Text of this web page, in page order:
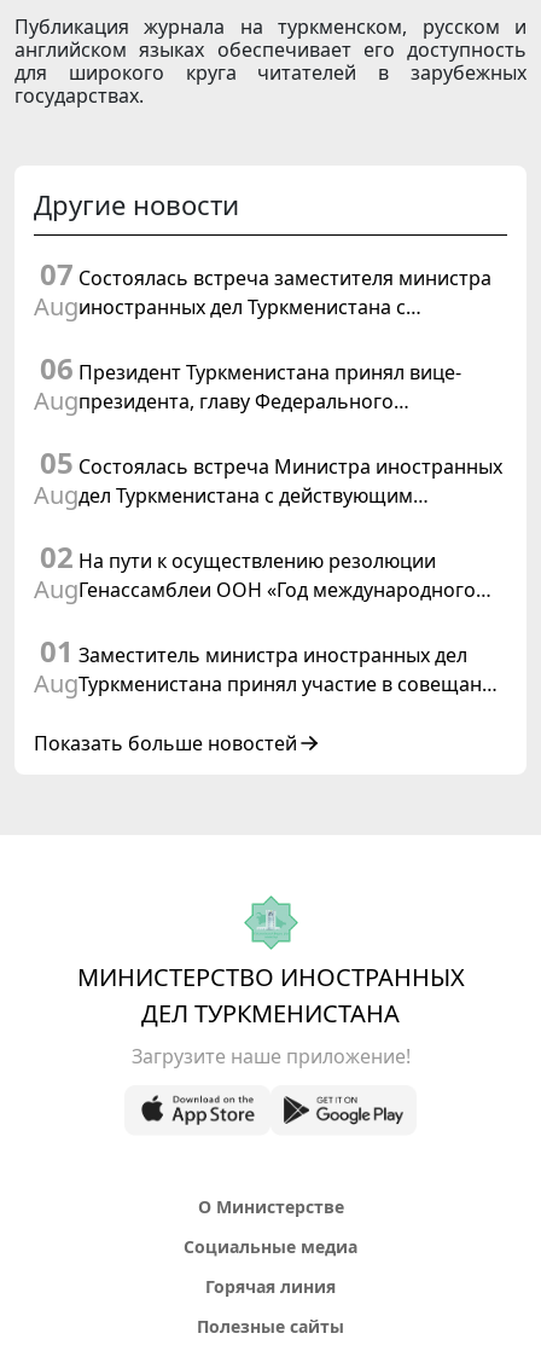
Публикация журнала на туркменском, русском и
английском языках обеспечивает его доступность
для широкого круга читателей в зарубежных
государствах.
Другие новости
07
Aug
Состоялась встреча заместителя министра
иностранных дел Туркменистана с
Туркменистане
06
Aug
Президент Туркменистана принял вице-
президента, главу Федерального
Швейцарской Конфедерации
05
Aug
Состоялась встреча Министра иностранных
дел Туркменистана с действующим
02
Aug
На пути к осуществлению резолюции
Генассамблеи ООН «Год международного
Туркменистаном
01
Aug
Заместитель министра иностранных дел
Туркменистана принял участие в совещании
сотрудничества «Центральная Азия –
Показать больше новостей
МИНИСТЕРСТВО ИНОСТРАННЫХ
ДЕЛ ТУРКМЕНИСТАНА
Загрузите наше приложение!
О Министерстве
Социальные медиа
Горячая линия
Полезные сайты